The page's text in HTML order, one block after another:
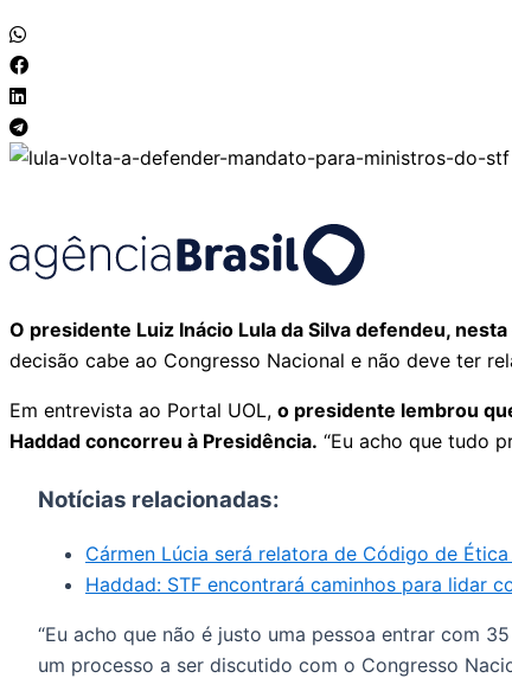
O presidente Luiz Inácio Lula da Silva defendeu,
decisão cabe ao Congresso Nacional e não deve ter
Em entrevista ao Portal UOL, o presidente lembrou
Haddad concorreu à Presidência. “Eu acho que tudo
Notícias relacionadas:
Cármen Lúcia será relatora de Código de Ética
Haddad: STF encontrará caminhos para lidar
“Eu acho que não é justo uma pessoa entrar com
um processo a ser discutido com o Congresso